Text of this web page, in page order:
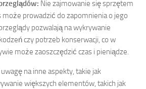
Nie zajmowanie się sprzętem
może prowadzić do zapomnienia o jego
pozwalają na wykrywanie
czy potrzeb konserwacji, co w
może zaoszczędzić czas i pieniądze.
na inne aspekty, takie jak
większych elementów, takich jak